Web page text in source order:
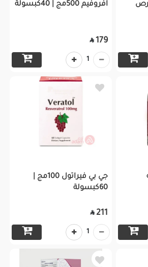
افروفيم 500مج | 40كبسولة
179

1
جي بي فيراتول 100مج |
60كبسولة
211

1